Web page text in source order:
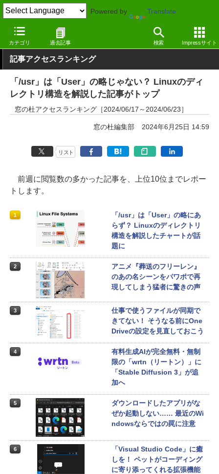
Powered by Translate
カテゴリ 過去記事 検索 Impressサイト
窓の杜 その他の話題
記事アクセスランキング
「/usr」は「User」の略じゃない？ Linuxのディ
レクトリ構造を解説した記事がトップ
窓の杜アクセスランキング［2024/06/17～2024/06/23］
窓の杜編集部 2024年6月25日 14:59
リスト
前週に閲覧数の多かった記事を、上位10位までレポー
トします。
1
「/usr」は「User」の略にあ
らず？ Linuxのディレクトリ
構造を解説したチャートが話
題に
2
アニメ『葬送のフリーレン』
のあの名シーンをパワポで再
現してしまう猛者に驚きの声
3
仕事で使うファイルが同期で
きてない！ そうなる前にOne
Driveの設定を見直しておこう
4
有料生成AIが完全無料・無制
限の「wrtn（リートン）」に
「Stable Diffusion 3」が追
加へ
5
ダウンロードしたアプリがな
ぜか起動しない…… 最近のWi
ndowsならではの罠に注意
6
「Visual Studio Code」に癒
しを！ ペットがコーディング
に寄り添ってくれる拡張機能